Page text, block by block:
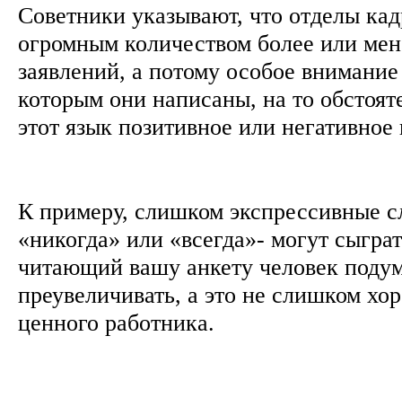
Советники указывают, что отделы
огромным количеством более или
заявлений, а потому особое
которым они написаны, на то
этот язык позитивное или
К примеру, слишком экспрессивные
«никогда» или «всегда»- могут
читающий вашу анкету человек
преувеличивать, а это не слишком
ценного работника.